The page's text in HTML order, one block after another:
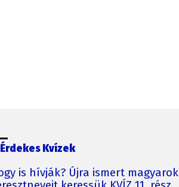
Érdekes Kvízek
is hívják? Újra ismert magyarok